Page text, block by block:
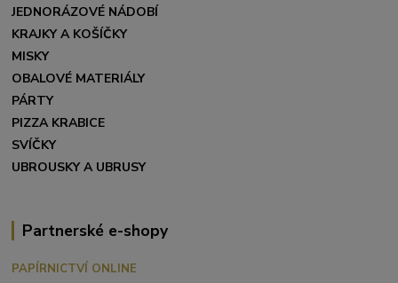
JEDNORÁZOVÉ NÁDOBÍ
KRAJKY A KOŠÍČKY
MISKY
OBALOVÉ MATERIÁLY
PÁRTY
PIZZA KRABICE
SVÍČKY
UBROUSKY A UBRUSY
Partnerské e-shopy
PAPÍRNICTVÍ ONLINE